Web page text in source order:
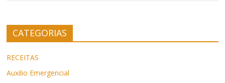
CATEGORIAS
RECEITAS
Auxilio Emergencial